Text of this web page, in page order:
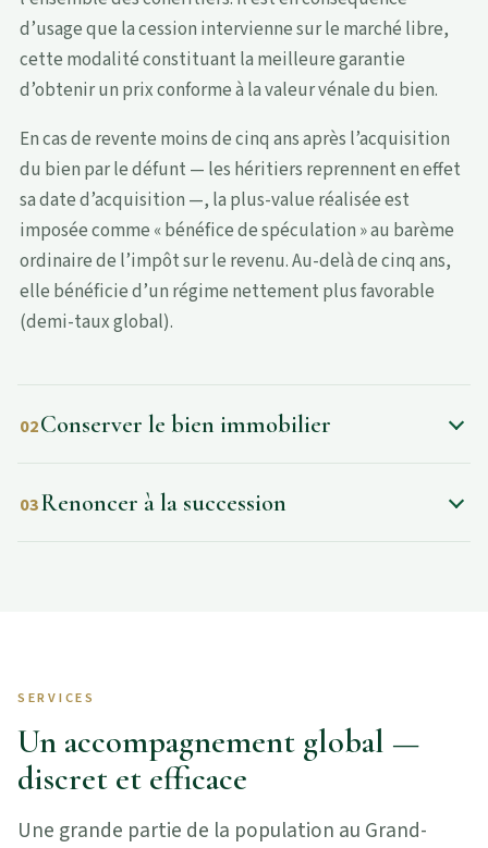
d’usage que la cession intervienne sur le marché libre,
cette modalité constituant la meilleure garantie
d’obtenir un prix conforme à la valeur vénale du bien.
En cas de revente moins de cinq ans après l’acquisition
du bien par le défunt — les héritiers reprennent en effet
sa date d’acquisition —, la plus-value réalisée est
imposée comme « bénéfice de spéculation » au barème
ordinaire de l’impôt sur le revenu. Au-delà de cinq ans,
elle bénéficie d’un régime nettement plus favorable
(demi-taux global).
02Conserver le bien immobilier
03Renoncer à la succession
SERVICES
Un accompagnement global —
discret et efficace
Une grande partie de la population au Grand-